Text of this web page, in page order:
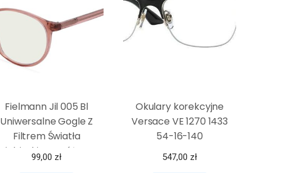
Fielmann Jil 005 Bl
Uniwersalne Gogle Z
Filtrem Światła
Niebieskiego, Różowy
Ciemny Przezroczysty
99,00 zł
Okulary korekcyjne
Versace VE 1270 1433
54-16-140
547,00 zł